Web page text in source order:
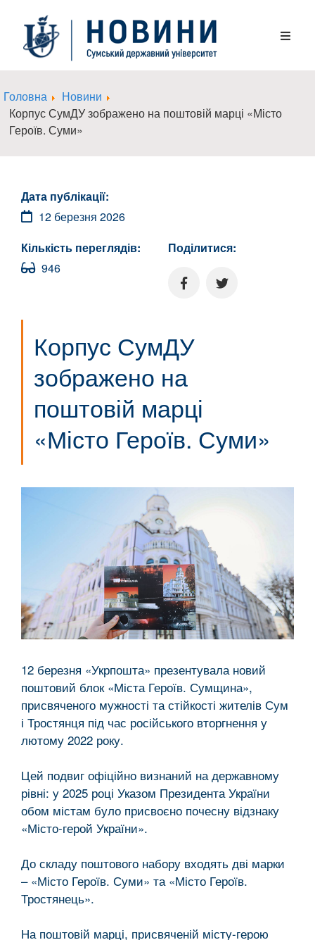
Головна
Новини
Корпус СумДУ зображено на поштовій марці «Місто
Героїв. Суми»
Дата публікації:
12 березня 2026
Кількість переглядів:
946
Поділитися:
Корпус СумДУ
зображено на
поштовій марці
«Місто Героїв. Суми»
12 березня «Укрпошта» презентувала новий
поштовий блок «Міста Героїв. Сумщина»,
присвяченого мужності та стійкості жителів Сум
і Тростянця під час російського вторгнення у
лютому 2022 року.
Цей подвиг офіційно визнаний на державному
рівні: у 2025 році Указом Президента України
обом містам було присвоєно почесну відзнаку
«Місто-герой України».
До складу поштового набору входять дві марки
– «Місто Героїв. Суми» та «Місто Героїв.
Тростянець».
На поштовій марці, присвяченій місту-герою